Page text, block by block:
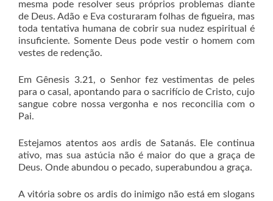
mesma pode resolver seus próprios problemas diante
de Deus. Adão e Eva costuraram folhas de figueira, mas
toda tentativa humana de cobrir sua nudez espiritual é
insuficiente. Somente Deus pode vestir o homem com
vestes de redenção.
Em Gênesis 3.21, o Senhor fez vestimentas de peles
para o casal, apontando para o sacrifício de Cristo, cujo
sangue cobre nossa vergonha e nos reconcilia com o
Pai.
Estejamos atentos aos ardis de Satanás. Ele continua
ativo, mas sua astúcia não é maior do que a graça de
Deus. Onde abundou o pecado, superabundou a graça.
A vitória sobre os ardis do inimigo não está em slogans